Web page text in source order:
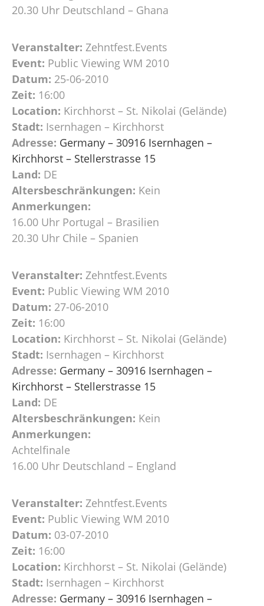
20.30 Uhr Deutschland – Ghana
Veranstalter: Zehntfest.Events
Event: Public Viewing WM 2010
Datum: 25-06-2010
Zeit: 16:00
Location: Kirchhorst – St. Nikolai (Gelände)
Stadt: Isernhagen – Kirchhorst
Adresse: Germany – 30916 Isernhagen –
Kirchhorst – Stellerstrasse 15
Land: DE
Altersbeschränkungen: Kein
Anmerkungen:
16.00 Uhr Portugal – Brasilien
20.30 Uhr Chile – Spanien
Veranstalter: Zehntfest.Events
Event: Public Viewing WM 2010
Datum: 27-06-2010
Zeit: 16:00
Location: Kirchhorst – St. Nikolai (Gelände)
Stadt: Isernhagen – Kirchhorst
Adresse: Germany – 30916 Isernhagen –
Kirchhorst – Stellerstrasse 15
Land: DE
Altersbeschränkungen: Kein
Anmerkungen:
Achtelfinale
16.00 Uhr Deutschland – England
Veranstalter: Zehntfest.Events
Event: Public Viewing WM 2010
Datum: 03-07-2010
Zeit: 16:00
Location: Kirchhorst – St. Nikolai (Gelände)
Stadt: Isernhagen – Kirchhorst
Adresse: Germany – 30916 Isernhagen –